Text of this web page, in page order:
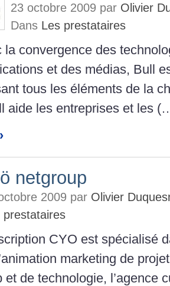
23 octobre 2009 par Olivier
Dans Les prestataires
convergence des
et des médias, Bull
tous les éléments de la
aide les entreprises et les
netgroup
2009 par Olivier
prestataires
CYO est spécialisé
marketing de
et de technologie, l’agence